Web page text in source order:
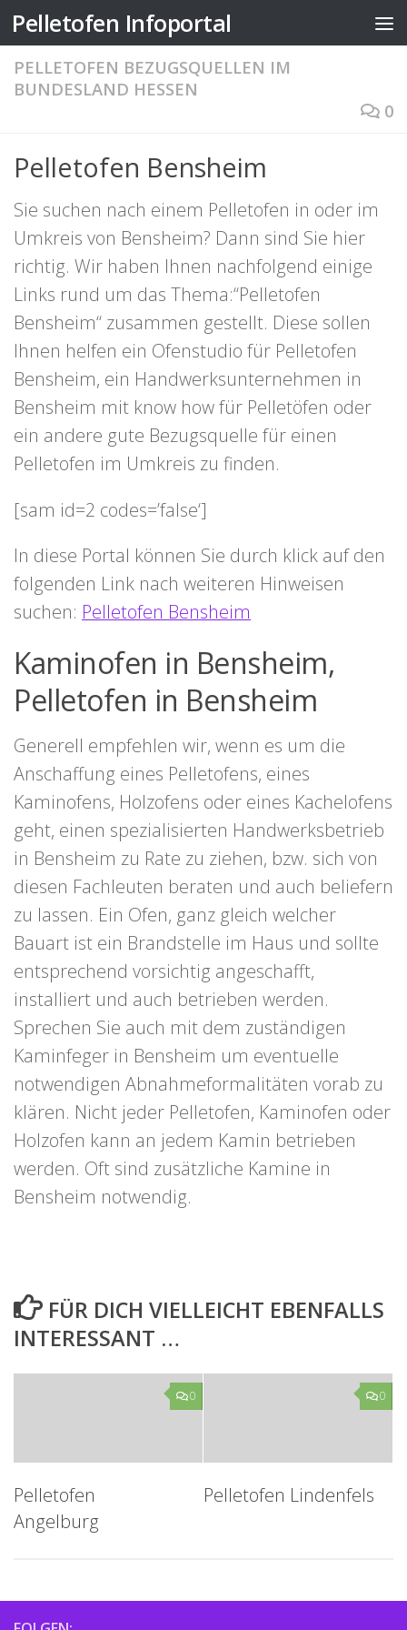
Zum Inhalt springen
Pelletofen Infoportal
PELLETOFEN BEZUGSQUELLEN IM
BUNDESLAND HESSEN
0
Pelletofen Bensheim
Sie suchen nach einem Pelletofen in oder im
Umkreis von Bensheim? Dann sind Sie hier
richtig. Wir haben Ihnen nachfolgend einige
Links rund um das Thema:“Pelletofen
Bensheim“ zusammen gestellt. Diese sollen
Ihnen helfen ein Ofenstudio für Pelletofen
Bensheim, ein Handwerksunternehmen in
Bensheim mit know how für Pelletöfen oder
ein andere gute Bezugsquelle für einen
Pelletofen im Umkreis zu finden.
[sam id=2 codes=’false‘]
In diese Portal können Sie durch klick auf den
folgenden Link nach weiteren Hinweisen
suchen: Pelletofen Bensheim
Kaminofen in Bensheim,
Pelletofen in Bensheim
Generell empfehlen wir, wenn es um die
Anschaffung eines Pelletofens, eines
Kaminofens, Holzofens oder eines Kachelofens
geht, einen spezialisierten Handwerksbetrieb
in Bensheim zu Rate zu ziehen, bzw. sich von
diesen Fachleuten beraten und auch beliefern
zu lassen. Ein Ofen, ganz gleich welcher
Bauart ist ein Brandstelle im Haus und sollte
entsprechend vorsichtig angeschafft,
installiert und auch betrieben werden.
Sprechen Sie auch mit dem zuständigen
Kaminfeger in Bensheim um eventuelle
notwendigen Abnahmeformalitäten vorab zu
klären. Nicht jeder Pelletofen, Kaminofen oder
Holzofen kann an jedem Kamin betrieben
werden. Oft sind zusätzliche Kamine in
Bensheim notwendig.
FÜR DICH VIELLEICHT EBENFALLS
INTERESSANT …
0
Pelletofen
Angelburg
0
Pelletofen Lindenfels